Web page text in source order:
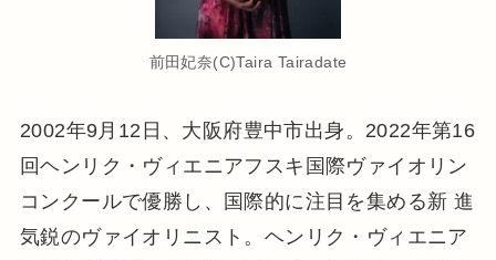
前田妃奈(C)Taira Tairadate
2002年9月12日、大阪府豊中市出身。2022年第16
回ヘンリク・ヴィエニアフスキ国際ヴァイオリン
コンクールで優勝し、国際的に注目を集める新 進
気鋭のヴァイオリニスト。ヘンリク・ヴィエニア